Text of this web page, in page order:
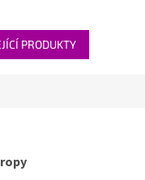
PRODUKTY